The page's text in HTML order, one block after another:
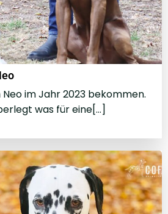
im Jahr 2023 bekommen.
was für eine[…]